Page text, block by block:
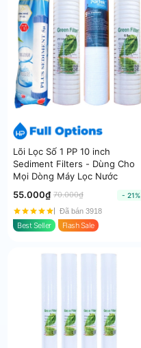
Lõi Lọc Số 1 PP 10 inch
Sediment Filters - Dùng Cho
Mọi Dòng Máy Lọc Nước
55.000₫ 70.000₫
- 21%
Đã bán 3918
Best Seller Flash Sale